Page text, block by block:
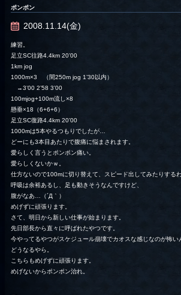
ポンポン
2008.11.14(金)
練習。
足立SC往路4.4km 20’00
1km jog
1000m×3 （間250m jog 1’30以内）
→3’00 2’58 3’00
100mjog+100m流し×8
懸垂×18（6+6+6）
足立SC復路4.4km 20’00
1000mは5本やるつもりでしたが…
どーにも3本目あたりで腹痛に悩まされます。
愛らしく言うとポンポン痛い。
愛らしくないかｗ。
仕方ないので100mに切り替えて、スピード出してみたりするわ
呼吸は余裕あるし、足も動きそうなんですけど、
腹がなあ…（´Д｀）
めげずに頑張ります。
さて、明日から新しい仕事が始まります。
先日部長から直々に呼ばれたやつです。
今やってるやつがスケジュール崩壊でカオスな感じなのが怖い
どうなるやら。
こちらもめげずに頑張ります。
めげないからポンポン治れ。